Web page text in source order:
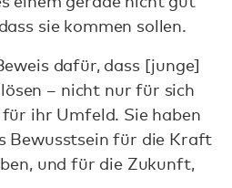
sie kommen sollen.
dafür, dass [junge]
– nicht nur für sich
ihr Umfeld. Sie haben
Bewusstsein für die Kraft
und für die Zukunft,